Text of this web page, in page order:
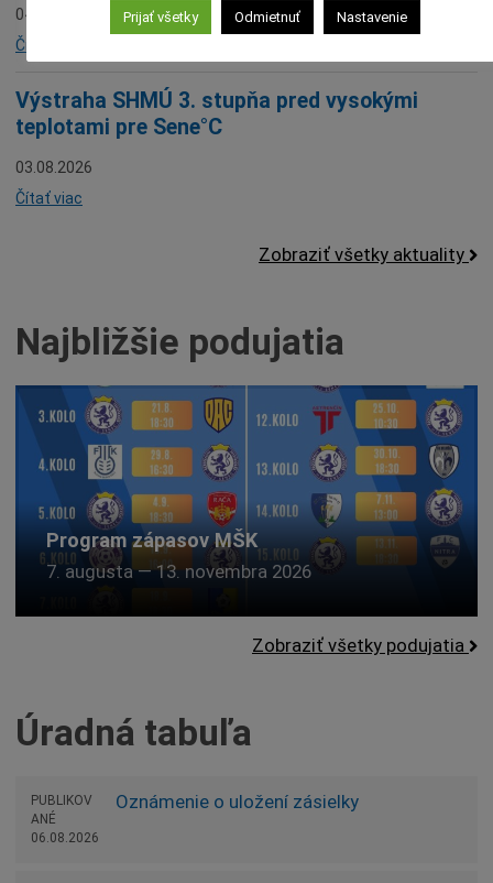
04.08.2026
Čítať viac
Výstraha SHMÚ 3. stupňa pred vysokými
teplotami pre Sene°C
03.08.2026
Čítať viac
Zobraziť všetky aktuality
Najbližšie podujatia
Program zápasov MŠK
7. augusta—13. novembra 2026
Zobraziť všetky podujatia
Úradná tabuľa
PUBLIKOV
ANÉ
06.08.2026
Oznámenie o uložení zásielky
Prijať všetky Odmietnuť Nastavenie